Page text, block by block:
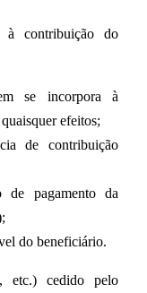
à contribuição do
se incorpora à
efeitos;
de contribuição
de pagamento da
do beneficiário.
etc.) cedido pelo